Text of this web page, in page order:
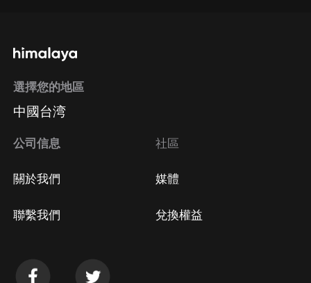
選擇您的地區
中國台湾
公司信息
關於我們
聯繫我們
社區
媒體
兌換權益